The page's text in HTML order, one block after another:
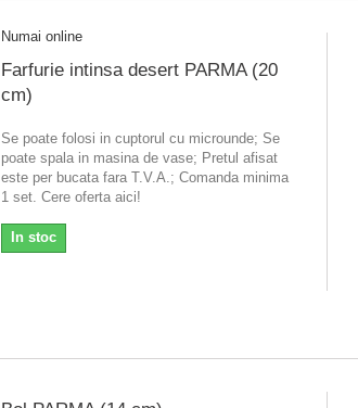
Numai online
Farfurie intinsa desert PARMA (20
cm)
Se poate folosi in cuptorul cu microunde; Se
poate spala in masina de vase; Pretul afisat
este per bucata fara T.V.A.; Comanda minima
1 set. Cere oferta aici!
In stoc